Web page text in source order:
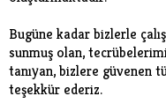
Bugüne kadar bizlerle
sunmuş olan,
tanıyan, bizlere güvenen
teşekkür ederiz.